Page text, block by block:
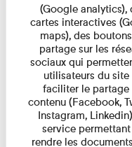
(Google analytics),
cartes interactives
maps), des
partage sur les
sociaux qui
utilisateurs du site
faciliter le partage
contenu (Facebook,
Instagram,
service
rendre les